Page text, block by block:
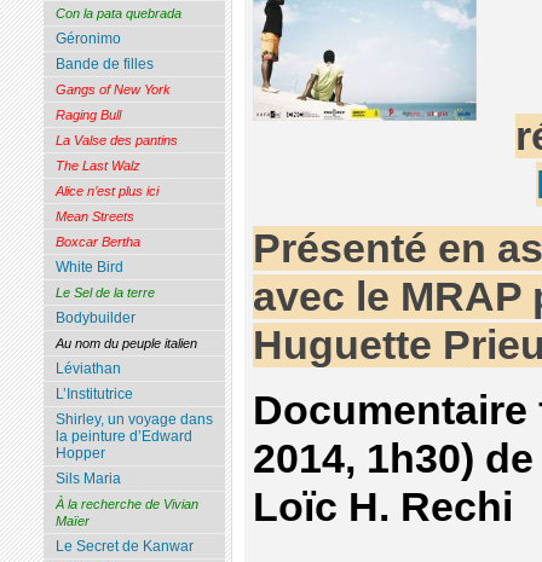
Présenté en
avec le MRAP
Huguette
2014, 1h30)
Loïc H. Rechi
Con la pata quebrada
Géronimo
Bande de filles
Gangs of New York
Raging Bull
La Valse des pantins
The Last Walz
Alice n’est plus ici
Mean Streets
Boxcar Bertha
White Bird
Le Sel de la terre
Bodybuilder
Au nom du peuple italien
Léviathan
L’Institutrice
Shirley, un voyage dans
la peinture d’Edward
Hopper
Sils Maria
À la recherche de Vivian
Maïer
Le Secret de Kanwar